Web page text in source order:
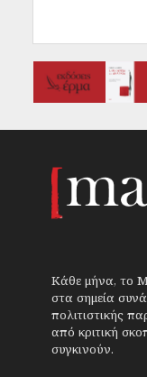
Κάθε μήνα, το
στα σημεία
πολιτιστικής
από κριτική
συγκινούν.